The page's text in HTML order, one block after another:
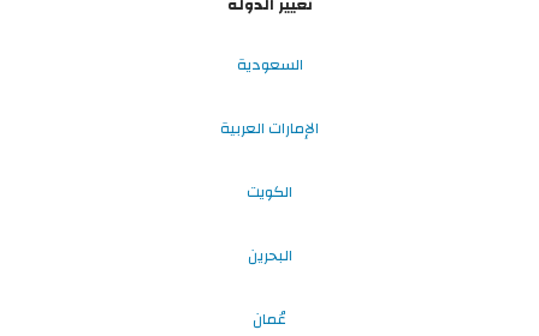
السعودية
الإمارات العربية
الكويت
البحرين
عُمان